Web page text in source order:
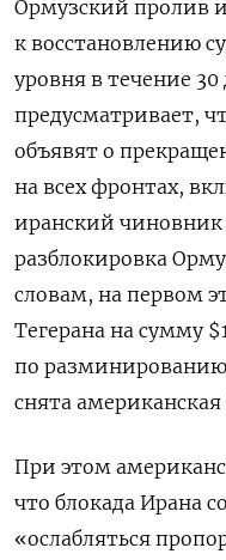
Ормузский пролив
к восстановлению
уровня в течение
предусматривает,
объявят о
на всех фронтах,
иранский чиновник
разблокировка
словам, на первом
Тегерана на сумму
по разминированию
снята
При этом
что блокада Ирана
«ослабляться